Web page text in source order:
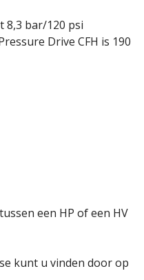
8,3 bar/120 psi
Drive CFH is 190
een HP of een HV
kunt u vinden door op